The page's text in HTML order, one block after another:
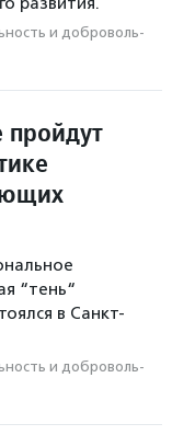
и доброволь­
пройдут
“тень“
в Санкт-
и доброволь­